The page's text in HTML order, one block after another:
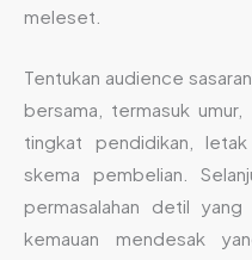
meleset.
Tentukan audience
bersama, termasuk
tingkat pendidikan,
skema pembelian.
permasalahan detil
kemauan mendesak